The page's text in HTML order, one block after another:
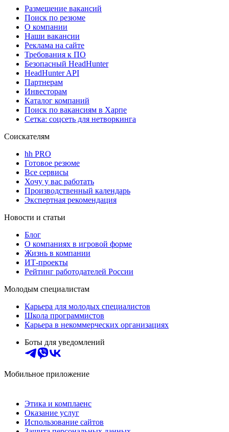
Размещение вакансий
Поиск по резюме
О компании
Наши вакансии
Реклама на сайте
Требования к ПО
Безопасный HeadHunter
HeadHunter API
Партнерам
Инвесторам
Каталог компаний
Поиск по вакансиям в Харпе
Сетка: соцсеть для нетворкинга
Соискателям
hh PRO
Готовое резюме
Все сервисы
Хочу у вас работать
Производственный календарь
Экспертная рекомендация
Новости и статьи
Блог
О компаниях в игровой форме
Жизнь в компании
ИТ-проекты
Рейтинг работодателей России
Молодым специалистам
Карьера для молодых специалистов
Школа программистов
Карьера в некоммерческих организациях
Боты для уведомлений
Мобильное приложение
Этика и комплаенс
Оказание услуг
Использование сайтов